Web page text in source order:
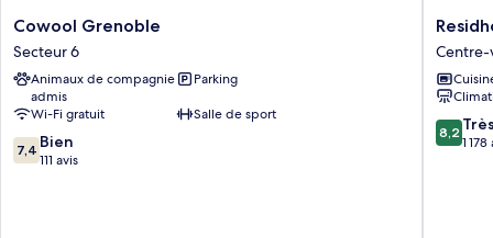
Cowool
Grenoble
Secteur
6
Cowool Grenoble
Secteur 6
Animaux de compagnie
admis
Parking
Wi-Fi gratuit
Salle de sport
7.4
sur
7,4 Bien
111 avis
Centre-
ville
de
Centre-
8.2
sur
8,2
1 178